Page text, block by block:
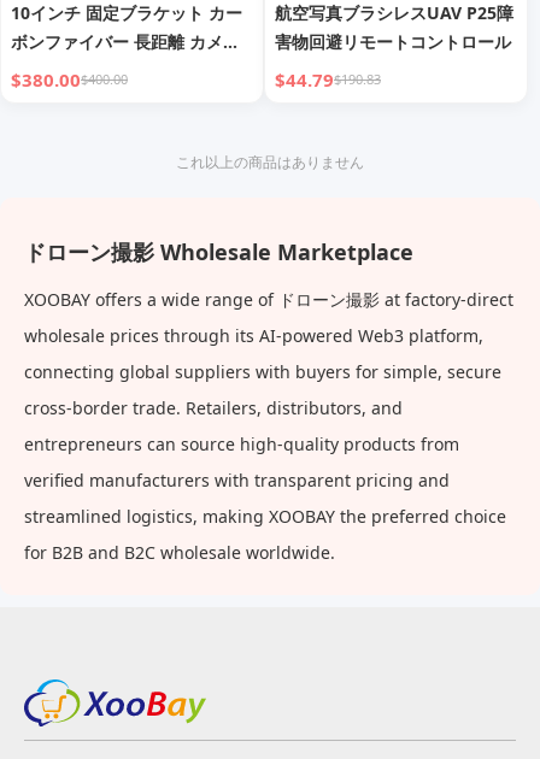
10インチ 固定ブラケット カー
ボンファイバー 長距離 カメラ
高速レーシング FPVドローン
$380.00$400.00
航空写真ブラシレスUAV P25障
害物回避リモートコントロール
$44.79$190.83
これ以上の商品はありません
ドローン撮影 Wholesale Marketplace
XOOBAY offers a wide range of ドローン撮影 at factory-direct
wholesale prices through its AI-powered Web3 platform,
connecting global suppliers with buyers for simple, secure
cross-border trade. Retailers, distributors, and
entrepreneurs can source high-quality products from
verified manufacturers with transparent pricing and
streamlined logistics, making XOOBAY the preferred choice
for B2B and B2C wholesale worldwide.